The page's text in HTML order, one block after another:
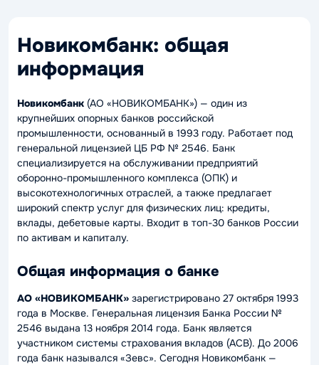
Новикомбанк: общая
информация
Новикомбанк (АО «НОВИКОМБАНК») — один из
крупнейших опорных банков российской
промышленности, основанный в 1993 году. Работает под
генеральной лицензией ЦБ РФ № 2546. Банк
специализируется на обслуживании предприятий
оборонно-промышленного комплекса (ОПК) и
высокотехнологичных отраслей, а также предлагает
широкий спектр услуг для физических лиц: кредиты,
вклады, дебетовые карты. Входит в топ-30 банков России
по активам и капиталу.
Общая информация о банке
АО «НОВИКОМБАНК» зарегистрировано 27 октября 1993
года в Москве. Генеральная лицензия Банка России №
2546 выдана 13 ноября 2014 года. Банк является
участником системы страхования вкладов (АСВ). До 2006
года банк назывался «Зевс». Сегодня Новикомбанк —